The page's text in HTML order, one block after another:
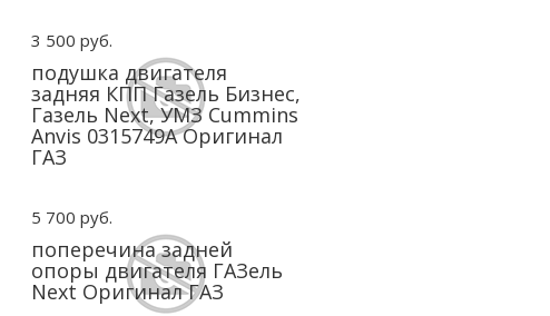
3 500 руб.
подушка двигателя
задняя КПП Газель Бизнес,
Газель Next, УМЗ Cummins
Anvis 0315749A Оригинал
ГАЗ
5 700 руб.
поперечина задней
опоры двигателя ГАЗель
Next Оригинал ГАЗ